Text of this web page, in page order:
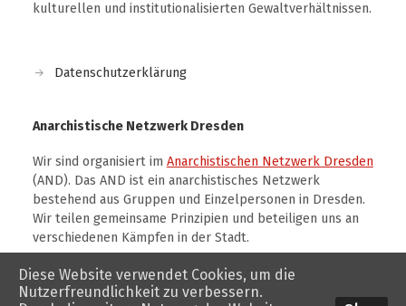
kulturellen und institutionalisierten Gewaltverhältnissen.
Datenschutzerklärung
Anarchistische Netzwerk Dresden
Wir sind organisiert im Anarchistischen Netzwerk Dresden
(AND). Das AND ist ein anarchistisches Netzwerk
bestehend aus Gruppen und Einzelpersonen in Dresden.
Wir teilen gemeinsame Prinzipien und beteiligen uns an
verschiedenen Kämpfen in der Stadt.
Diese Website verwendet Cookies, um die
Nutzerfreundlichkeit zu verbessern.